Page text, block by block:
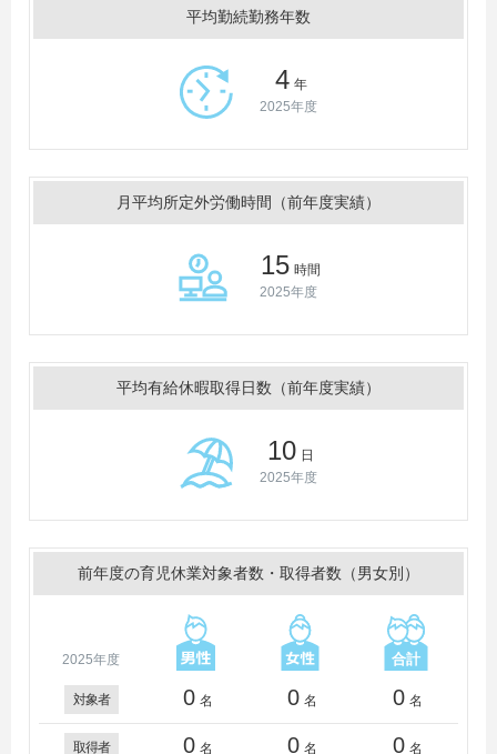
平均勤続勤務年数
4 年
2025年度
月平均所定外労働時間（前年度実績）
15 時間
2025年度
平均有給休暇取得日数（前年度実績）
10 日
2025年度
前年度の育児休業対象者数・取得者数（男女別）
2025年度
対象者 0 名 0 名 0 名
取得者 0 名 0 名 0 名